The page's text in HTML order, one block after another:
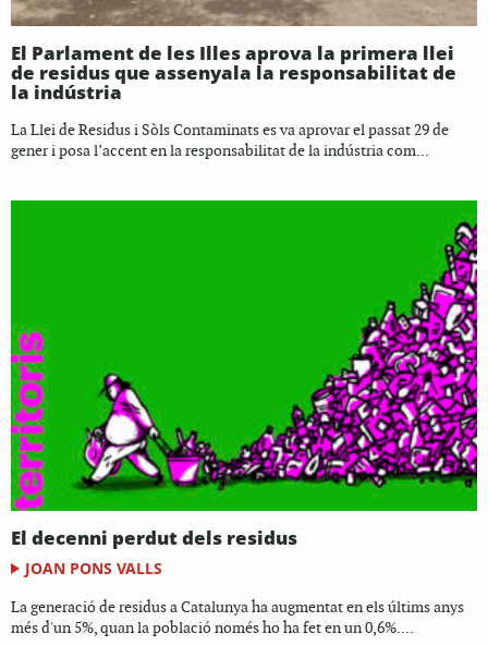
El Parlament de les Illes aprova la primera llei
de residus que assenyala la responsabilitat de
la indústria
La Llei de Residus i Sòls Contaminats es va aprovar el passat 29 de
gener i posa l’accent en la responsabilitat de la indústria com...
El decenni perdut dels residus
JOAN PONS VALLS
La generació de residus a Catalunya ha augmentat en els últims anys
més d'un 5%, quan la població només ho ha fet en un 0,6%....